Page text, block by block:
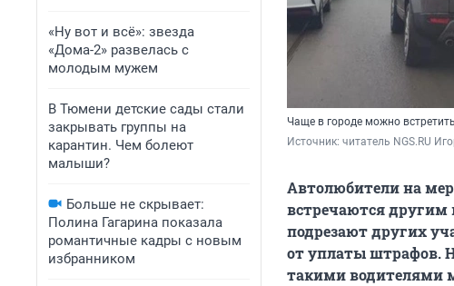
«Ну вот и всё»: звезда
«Дома-2» развелась с
молодым мужем
В Тюмени детские сады стали
закрывать группы на
карантин. Чем болеют
малыши?
Больше не скрывает:
Полина Гагарина показала
романтичные кадры с новым
избранником
Чаще в городе можно
Источник: читатель NGS.RU
Автолюбители на
встречаются другим
подрезают других
от уплаты штрафов.
такими водителями